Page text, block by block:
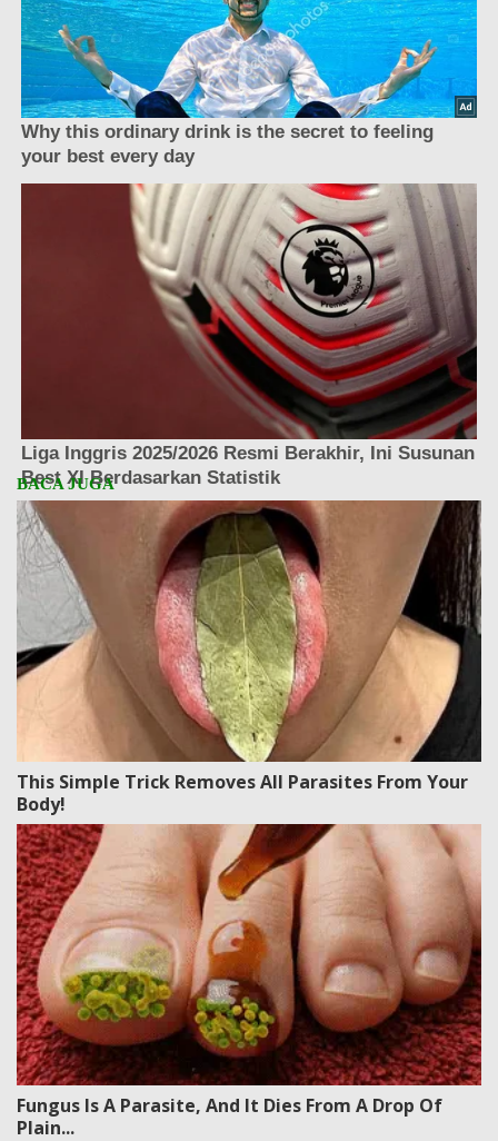
This Simple Trick Removes All Parasites From Your
Body!
Fungus Is A Parasite, And It Dies From A Drop Of
Plain...